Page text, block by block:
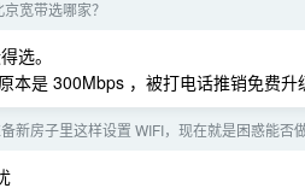
京宽带选哪家？
选。
是 300Mbps ，被打电话推销免费升
新房子里这样设置 WIFI，现在就是困惑能否